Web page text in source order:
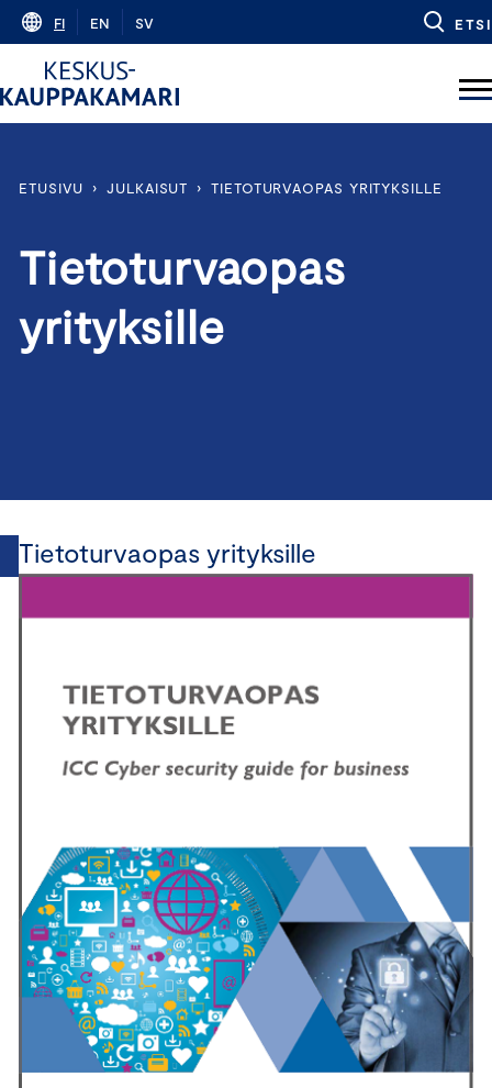
Skip
content
FI EN SV ETSI
ETUSIVU › JULKAISUT › TIETOTURVAOPAS YRITYKSILLE
Tietoturvaopas
yrityksille
Tietoturvaopas yrityksille